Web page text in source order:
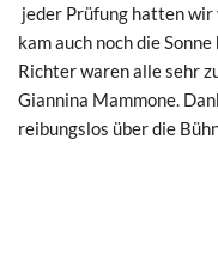
jeder Prüfung hatten
kam auch noch die
Richter waren alle sehr
Giannina Mammone.
reibungslos über die